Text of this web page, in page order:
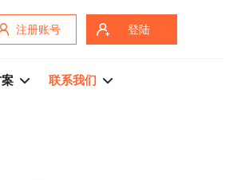
注册账号 登陆
联系我们